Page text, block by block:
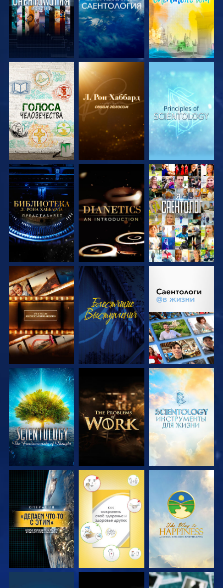
СМОТРЕТЬ
ПЕРЕДАЧИ
СМОТРЕТЬ
ПЕРЕДАЧИ
СМОТРЕТЬ
ПЕРЕДАЧИ
СМОТРЕТЬ
ПЕРЕДАЧИ
СМОТРЕТЬ
ПЕРЕДАЧИ
СМОТРЕТЬ
СМОТРЕТЬ
ПЕРЕДАЧИ
СМОТРЕТЬ
СМОТРЕТЬ
СМОТРЕТЬ
ПЕРЕДАЧИ
СМОТРЕТЬ
ПЕРЕДАЧИ
СМОТРЕТЬ
ПЕРЕДАЧИ
СМОТРЕТЬ СМОТРЕТЬ СМОТРЕТЬ